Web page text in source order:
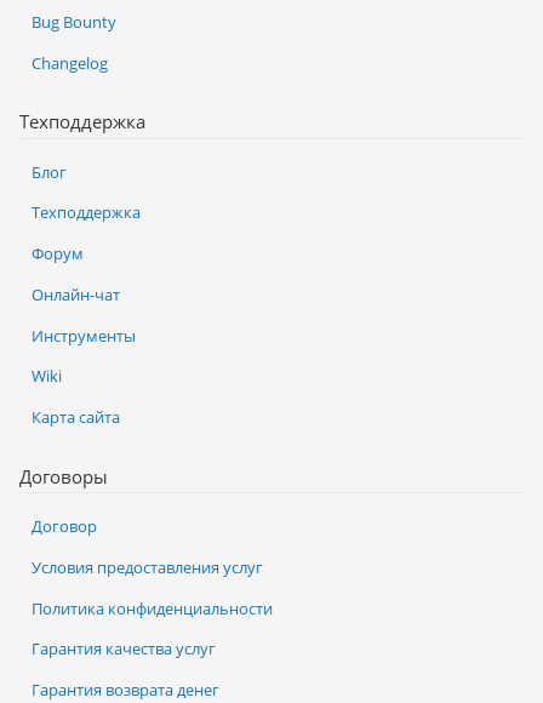
Bug Bounty
Changelog
Техподдержка
Блог
Техподдержка
Форум
Онлайн-чат
Инструменты
Wiki
Карта сайта
Договоры
Договор
Условия предоставления услуг
Политика конфиденциальности
Гарантия качества услуг
Гарантия возврата денег